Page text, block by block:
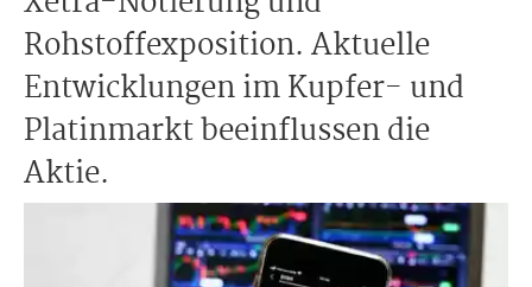
Rohstoffexposition. Aktuelle
Entwicklungen im Kupfer- und
Platinmarkt beeinflussen die
Aktie.